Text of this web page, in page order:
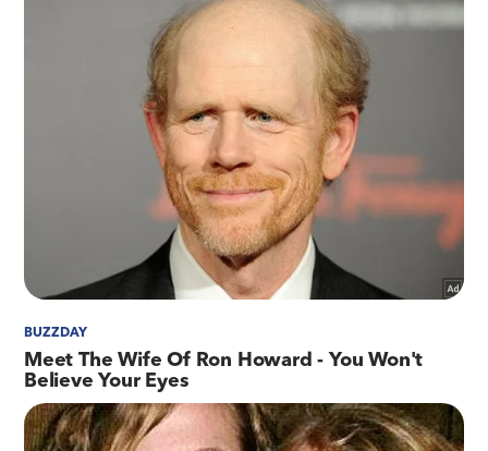
rápido do DER-RJ no que diz respeito à
operação da via, remoção de veículos
danificados e enguiçados. Através do
monitoramento, a Polícia Militar poderá
identificar veículos roubados ou em fuga",
explica o presidente do DER-RJ, Pedro Henrique
A Secretaria de Estado de Polícia Militar
mantém, 24 horas por dia, um planejamento
especial de segurança ao longo da Linha